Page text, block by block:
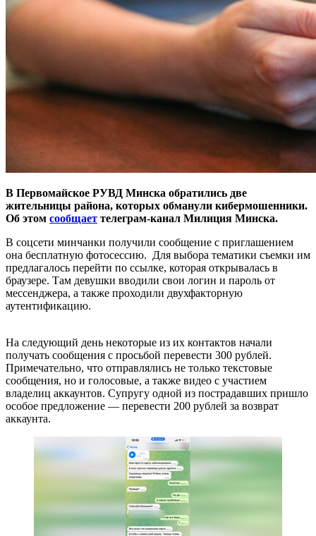
В Первомайское РУВД Минска обратились две
жительницы района, которых обманули кибермошенники.
Об этом сообщает телеграм-канал Милиция Минска.
В соцсети минчанки получили сообщение с приглашением
она бесплатную фотосессию. Для выбора тематики съемки им
предлагалось перейти по ссылке, которая открывалась в
браузере. Там девушки вводили свои логин и пароль от
мессенджера, а также проходили двухфакторную
аутентификацию.
На следующий день некоторые из их контактов начали
получать сообщения с просьбой перевести 300 рублей.
Примечательно, что отправлялись не только текстовые
сообщения, но и голосовые, а также видео с участием
владелиц аккаунтов. Супругу одной из пострадавших пришло
особое предложение — перевести 200 рублей за возврат
аккаунта.